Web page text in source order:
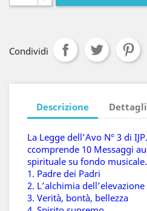
Condividi
Descrizione
La Legge dell’Avo N° 3 di
ccomprende 10 Messaggi
spirituale su fondo musicale.
1. Padre dei Padri
2. L’alchimia dell’elevazione
3. Verità, bontà, bellezza